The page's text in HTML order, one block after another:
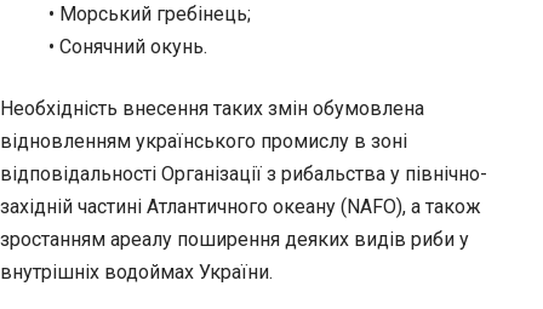
• Морський гребінець;
• Сонячний окунь.
Необхідність внесення таких змін обумовлена
відновленням українського промислу в зоні
відповідальності Організації з рибальства у північно-
західній частині Атлантичного океану (NAFO), а також
зростанням ареалу поширення деяких видів риби у
внутрішніх водоймах України.